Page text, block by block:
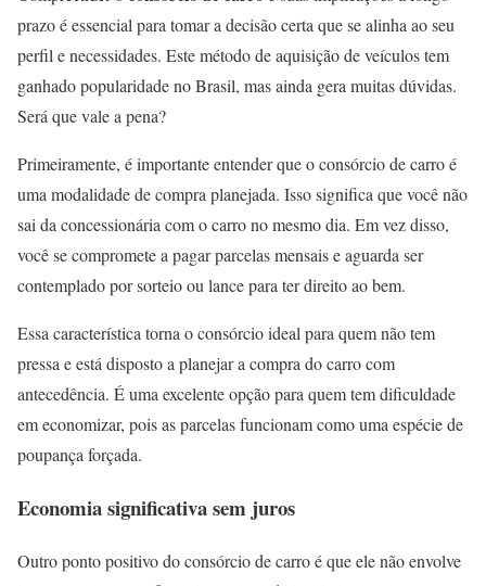
prazo é essencial para tomar a decisão certa que se alinha ao seu
perfil e necessidades. Este método de aquisição de veículos tem
ganhado popularidade no Brasil, mas ainda gera muitas dúvidas.
Será que vale a pena?
Primeiramente, é importante entender que o consórcio de carro é
uma modalidade de compra planejada. Isso significa que você não
sai da concessionária com o carro no mesmo dia. Em vez disso,
você se compromete a pagar parcelas mensais e aguarda ser
contemplado por sorteio ou lance para ter direito ao bem.
Essa característica torna o consórcio ideal para quem não tem
pressa e está disposto a planejar a compra do carro com
antecedência. É uma excelente opção para quem tem dificuldade
em economizar, pois as parcelas funcionam como uma espécie de
poupança forçada.
Economia significativa sem juros
Outro ponto positivo do consórcio de carro é que ele não envolve